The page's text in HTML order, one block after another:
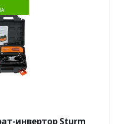
инвертор Sturm